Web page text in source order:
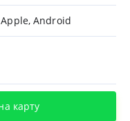
Android
карту